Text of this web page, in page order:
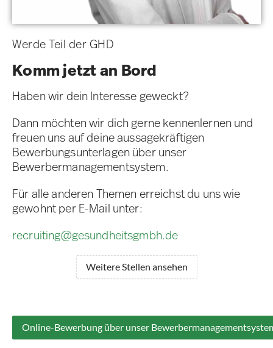
Werde Teil der GHD
Komm jetzt an Bord
Haben wir dein Interesse geweckt?
Dann möchten wir dich gerne kennenlernen und
freuen uns auf deine aussagekräftigen
Bewerbungsunterlagen über unser
Bewerbermanagementsystem.
Für alle anderen Themen erreichst du uns wie
gewohnt per E-Mail unter:
recruiting@gesundheitsgmbh.de
Weitere Stellen ansehen
Online-Bewerbung über unser